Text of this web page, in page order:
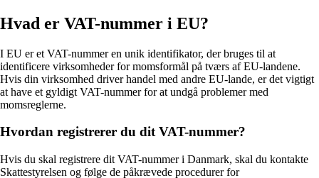
Hvad er VAT-nummer i EU?
I EU er et VAT-nummer en unik identifikator, der bruges til at
identificere virksomheder for momsformål på tværs af EU-landene.
Hvis din virksomhed driver handel med andre EU-lande, er det vigtigt
at have et gyldigt VAT-nummer for at undgå problemer med
momsreglerne.
Hvordan registrerer du dit VAT-nummer?
Hvis du skal registrere dit VAT-nummer i Danmark, skal du kontakte
Skattestyrelsen og følge de påkrævede procedurer for